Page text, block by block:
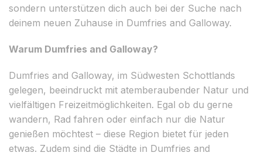
sondern unterstützen dich auch bei der Suche nach
deinem neuen Zuhause in Dumfries and Galloway.
Warum Dumfries and Galloway?
Dumfries and Galloway, im Südwesten Schottlands
gelegen, beeindruckt mit atemberaubender Natur und
vielfältigen Freizeitmöglichkeiten. Egal ob du gerne
wandern, Rad fahren oder einfach nur die Natur
genießen möchtest – diese Region bietet für jeden
etwas. Zudem sind die Städte in Dumfries and